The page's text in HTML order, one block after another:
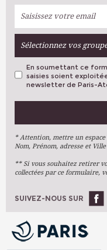
Sélectionnez vos
VOS PRÉFÉRENCES
Arts Plastiques
Arts Du Texte
Arts Numériques
Ateliers À L'année
En soumettant ce
saisies soient
newsletter de Paris-
* Attention, mettre un espace
Nom, Prénom, adresse et Ville
** Si vous souhaitez retirer
collectées par ce formulaire,
SUIVEZ-NOUS SUR